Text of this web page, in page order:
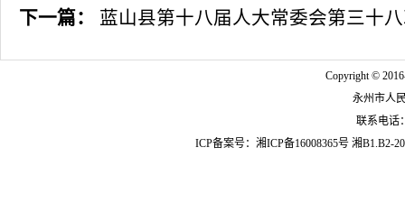
下一篇：
蓝山县第十八届人大常委会第三十
Copyright ©
永州市人
联系电话
ICP备案号： 湘ICP备16008365号 湘B1.B2-